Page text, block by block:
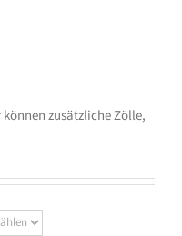
zusätzliche Zölle,